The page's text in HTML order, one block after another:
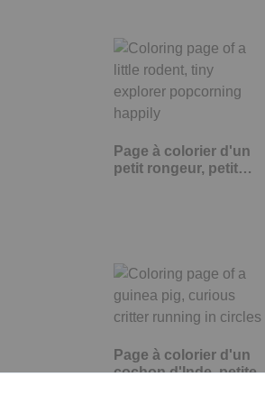
Page à colorier d'un
petit rongeur, petit…
Page à colorier d'un
cochon d'Inde, petite